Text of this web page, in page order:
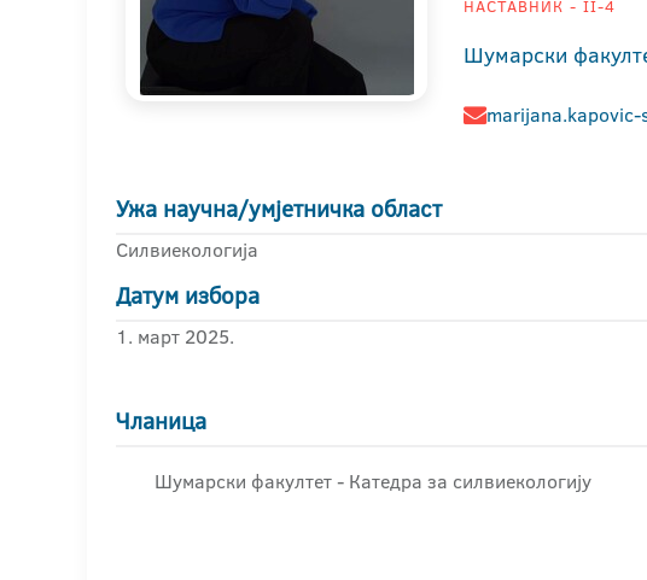
НАСТАВНИК - II-4
Шумарски
Ужа научна/умјетничка област
Силвиекологија
Датум избора
1. март 2025.
Чланица
Шумарски факултет - Катедра за силвиекологију